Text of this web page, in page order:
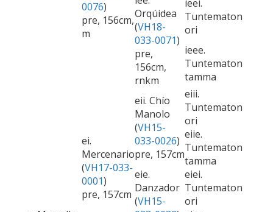
0076)
pre, 156cm,
m
Orqúidea
(VH18-
033-0071)
pre,
156cm,
rnkm
ieei.
Tuntematon
ori
ieee.
Tuntematon
tamma
ei.
Mercenario
(VH17-033-
0001)
pre, 157cm
eii. Chío
Manolo
(VH15-
033-0026)
pre, 157cm
eiii.
Tuntematon
ori
eiie.
Tuntematon
tamma
eie.
Danzador
(VH15-
eiei.
Tuntematon
ori